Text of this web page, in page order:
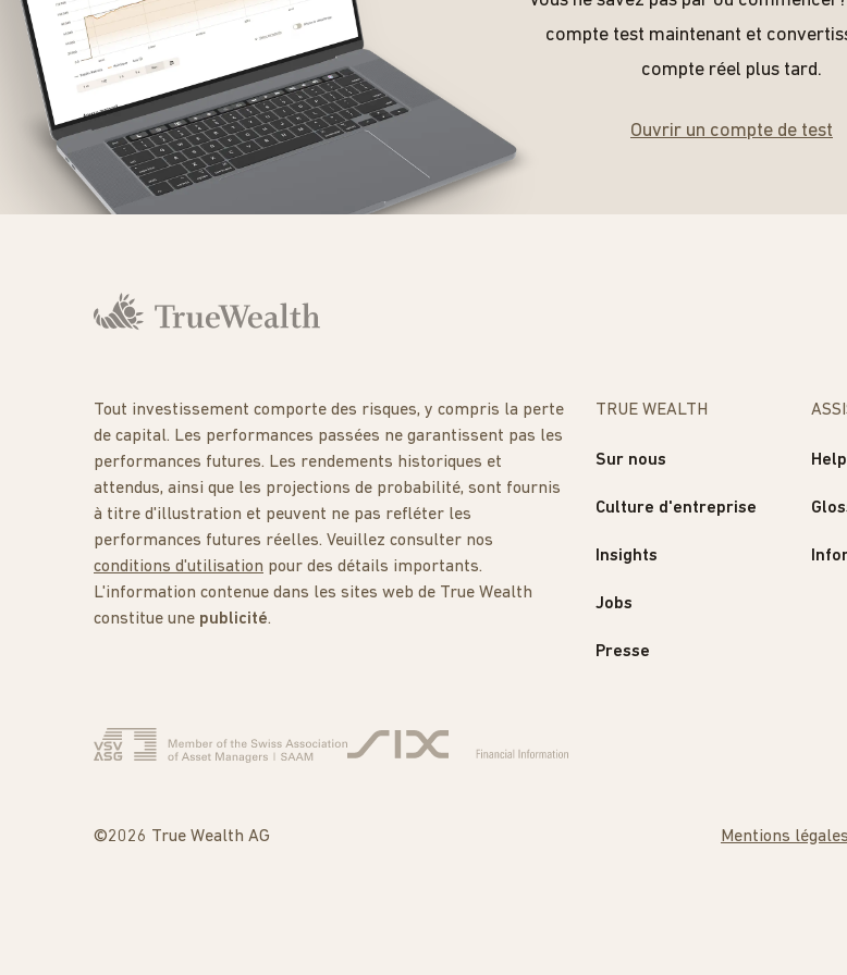
compte test maintenant et
compte réel plus tard.
Ouvrir un compte de test
Tout investissement comporte des risques, y compris la perte
de capital. Les performances passées ne garantissent pas les
performances futures. Les rendements historiques et
attendus, ainsi que les projections de probabilité, sont fournis
à titre d'illustration et peuvent ne pas refléter les
performances futures réelles. Veuillez consulter nos
conditions d'utilisation pour des détails importants.
L'information contenue dans les sites web de True Wealth
constitue une publicité.
TRUE WEALTH
Sur nous
Culture d'entreprise
Insights
Jobs
Presse
Mentions légales
©2026 True Wealth AG